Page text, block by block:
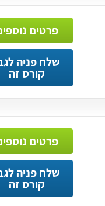
פרטים
שלח פניה
קורס זה
פרטים
שלח פניה
קורס זה